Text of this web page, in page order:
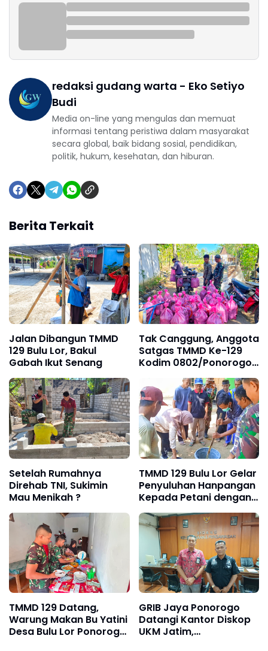
redaksi gudang warta - Eko Setiyo
Budi
Media on-line yang mengulas dan memuat
informasi tentang peristiwa dalam masyarakat
secara global, baik bidang sosial, pendidikan,
politik, hukum, kesehatan, dan hiburan.
Berita Terkait
Jalan Dibangun TMMD
129 Bulu Lor, Bakul
Gabah Ikut Senang
Tak Canggung, Anggota
Satgas TMMD Ke-129
Kodim 0802/Ponorogo
Bantu Panen 'Jangkrik'
Setelah Rumahnya
Direhab TNI, Sukimin
Mau Menikah ?
TMMD 129 Bulu Lor Gelar
Penyuluhan Hanpangan
Kepada Petani dengan
Demo Pembuatan
Jadam Sulfur
TMMD 129 Datang,
Warung Makan Bu Yatini
Desa Bulu Lor Ponorogo
GRIB Jaya Ponorogo
Datangi Kantor Diskop
UKM Jatim,